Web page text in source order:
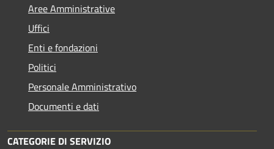
Aree Amministrative
Uffici
Enti e fondazioni
Politici
Personale Amministrativo
Documenti e dati
CATEGORIE DI SERVIZIO